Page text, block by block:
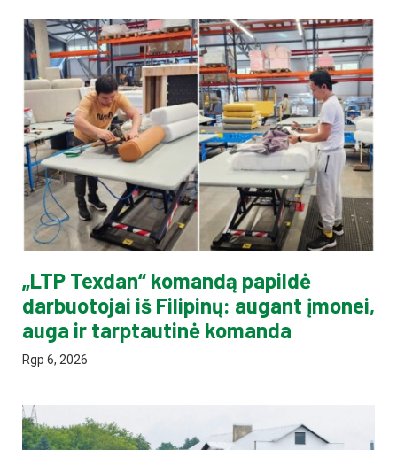
„LTP Texdan“ komandą papildė
darbuotojai iš Filipinų: augant įmonei,
auga ir tarptautinė komanda
Rgp 6, 2026